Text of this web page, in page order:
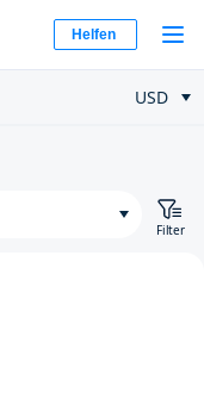
Helfen
USD
Filter